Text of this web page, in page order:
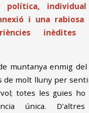
política, individual
i una rabiosa
inèdites
muntanya enmig
de molt lluny per
totes les guies ho
única.